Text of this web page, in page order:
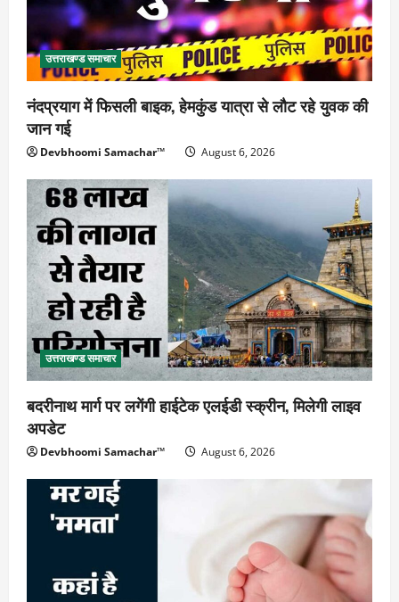
उत्तराखण्ड समाचार
नंदप्रयाग में फिसली बाइक, हेमकुंड यात्रा से लौट रहे युवक की
जान गई
Devbhoomi Samachar™ August 6, 2026
उत्तराखण्ड समाचार
बदरीनाथ मार्ग पर लगेंगी हाईटेक एलईडी स्क्रीन, मिलेगी लाइव
अपडेट
Devbhoomi Samachar™ August 6, 2026